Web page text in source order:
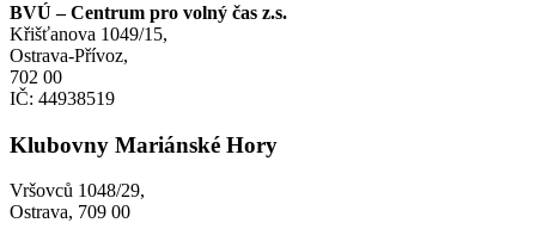
BVÚ – Centrum pro volný čas z.s.
Křišťanova 1049/15,
Ostrava-Přívoz,
702 00
IČ: 44938519
Klubovny Mariánské Hory
Vršovců 1048/29,
Ostrava, 709 00